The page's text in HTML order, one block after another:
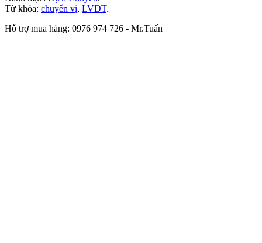
Từ khóa: chuyển vị, LVDT.
Hỗ trợ mua hàng: 0976 974 726 - Mr.Tuấn